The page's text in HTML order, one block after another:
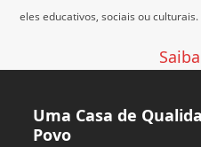
eles educativos, sociais ou culturais.
Uma Casa de
Povo